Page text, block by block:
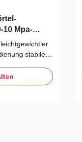
10 Mpa-
stabiler
Weil die
Entwurf,